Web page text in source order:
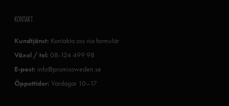
KONTAKT
Kundtjänst: Kontakta oss via formulär
Växel / tel: 08-124 499 98
E-post: info@promixsweden.se
Öppettider: Vardagar 10–17